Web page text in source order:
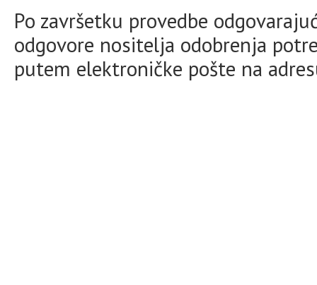
Po završetku provedbe
odgovore nositelja odobrenja
putem elektroničke pošte na